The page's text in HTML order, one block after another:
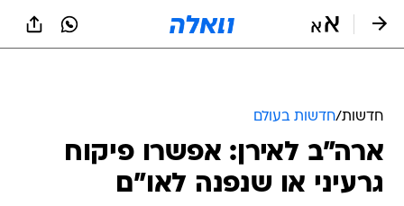
חדשות/חדשות בעולם
ארה"ב לאירן: אפשרו פיקוח
גרעיני או שנפנה לאו"ם